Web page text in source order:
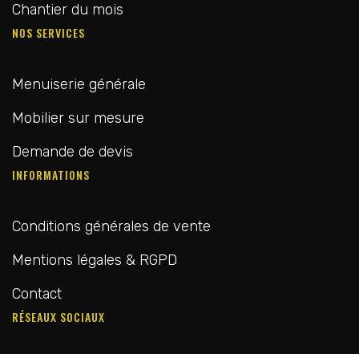
Chantier du mois
NOS SERVICES
Menuiserie générale
Mobilier sur mesure
Demande de devis
INFORMATIONS
Conditions générales de vente
Mentions légales & RGPD
Contact
RÉSEAUX SOCIAUX